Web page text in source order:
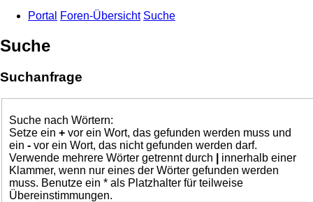
Portal Foren-Übersicht Suche
Suche
Suchanfrage
Suche nach Wörtern:
Setze ein + vor ein Wort, das gefunden werden muss und
ein - vor ein Wort, das nicht gefunden werden darf.
Verwende mehrere Wörter getrennt durch
innerhalb einer
Klammer, wenn nur eines der Wörter gefunden werden
muss. Benutze ein * als Platzhalter für teilweise
Übereinstimmungen.